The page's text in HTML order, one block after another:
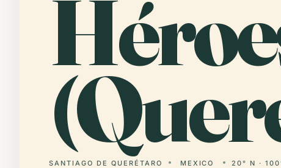
SANTIAGO DE QUERÉTARO MEXICO 20° N ·